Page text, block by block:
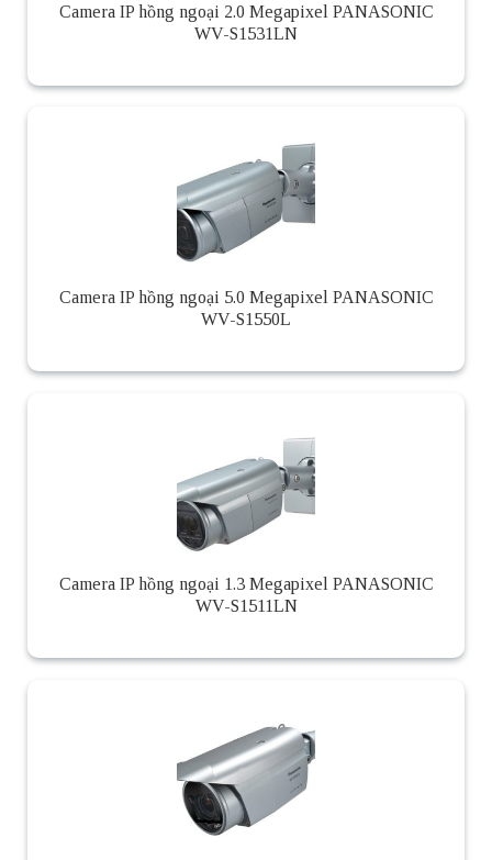
Camera IP hồng ngoại 2.0 Megapixel PANASONIC
WV-S1531LN
Camera IP hồng ngoại 5.0 Megapixel PANASONIC
WV-S1550L
Camera IP hồng ngoại 1.3 Megapixel PANASONIC
WV-S1511LN